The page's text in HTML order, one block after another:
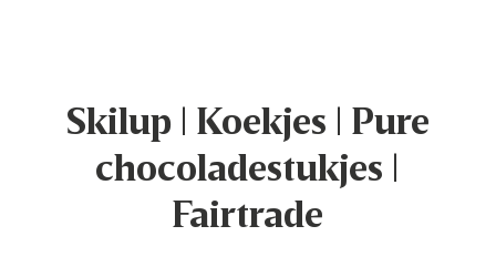
Skilup | Koekjes | Pure
chocoladestukjes |
Fairtrade